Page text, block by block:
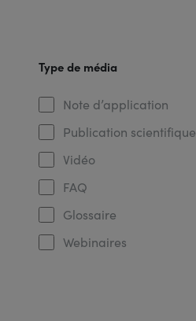
Type de média
Note d’application
Publication scientifique
Vidéo
FAQ
Glossaire
Webinaires